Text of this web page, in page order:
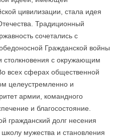
цивилизации, стала идея
Традиционный
сочетались с
Гражданской войны
столкновения с окружающим
всех сферах общественной
целеустремленно и
армии, командного
и благосостояние.
гражданский долг несения
мужества и становления